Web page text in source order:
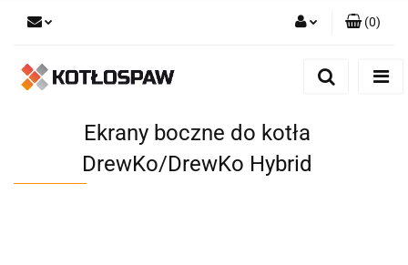
Dodaj zgłoszenie
(0)
Ekrany boczne do kotła
DrewKo/DrewKo Hybrid